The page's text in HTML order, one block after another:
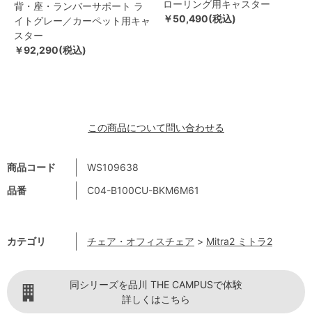
商品コード
WS109638
品番
C04-B100CU-BKM6M61
カテゴリ チェア・オフィスチェア > Mitra2 ミトラ2
背・座・ランバーサポート ラ
イトグレー／カーペット用キャ
スター
￥92,290(税込)
ローリング用キャスター
￥50,490(税込)
この商品について問い合わせる
同シリーズを品川 THE CAMPUSで体験
詳しくはこちら